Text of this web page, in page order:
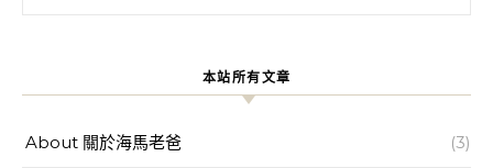
本站所有文章
About 關於海馬老爸 (3)